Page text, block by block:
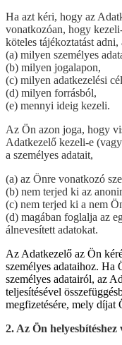
Ha azt kéri, hogy az
vonatkozóan, hogy
köteles tájékoztatást
(a) milyen személyes
(b) milyen jogalapon,
(c) milyen adatkezelési
(d) milyen forrásból,
(e) mennyi ideig kezeli.
Az Ön azon joga, hogy
Adatkezelő kezeli-e
a személyes adatait,
(a) az Önre vonatkozó
(b) nem terjed ki az
(c) nem terjed ki a nem
(d) magában foglalja az
álnevesített adatokat.
Az Adatkezelő az Ön
személyes adataihoz. Ha
személyes adatairól, az
teljesítésével
megfizetésére, mely díjat
2. Az Ön helyesbítéshez